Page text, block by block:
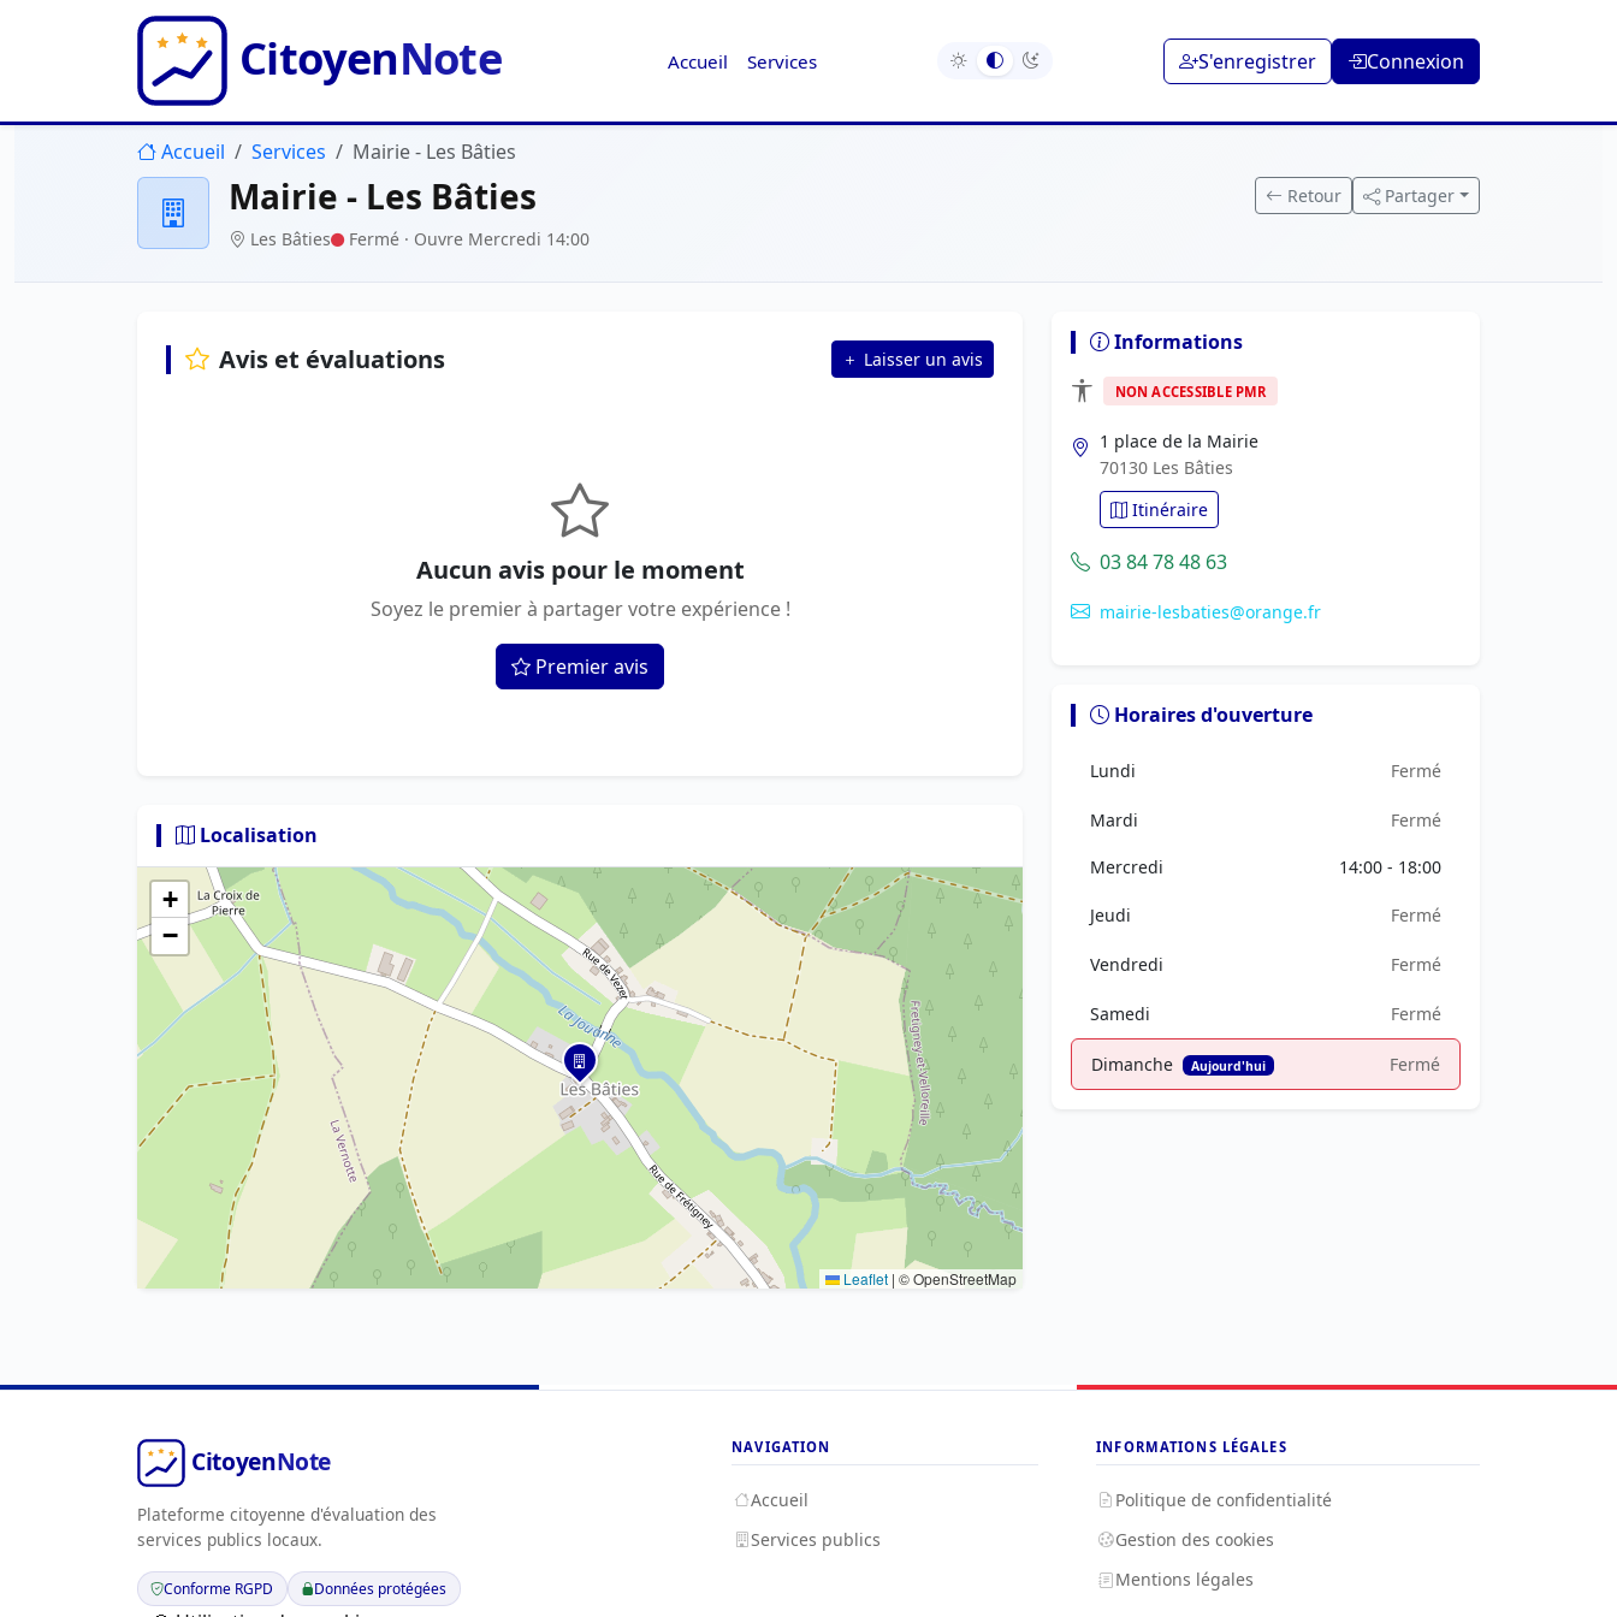
Accueil Services S'enregistrer Connexion
Accueil Services Mairie - Les Bâties
Mairie - Les Bâties
Les Bâties Fermé · Ouvre Mercredi 14:00
Retour Partager
Avis et évaluations Laisser un avis
Aucun avis pour le moment
Soyez le premier à partager votre expérience !
Premier avis
Localisation
+
−
Leaflet | © OpenStreetMap
Informations
NON ACCESSIBLE PMR
1 place de la Mairie
70130 Les Bâties
Itinéraire
03 84 78 48 63
mairie-lesbaties@orange.fr
Horaires d'ouverture
Lundi Fermé
Mardi Fermé
Mercredi 14:00 - 18:00
Jeudi Fermé
Vendredi Fermé
Samedi Fermé
Dimanche Aujourd'hui Fermé
Plateforme citoyenne d'évaluation des
services publics locaux.
Conforme RGPD Données protégées
NAVIGATION
Accueil
Services publics
INFORMATIONS LÉGALES
Politique de confidentialité
Gestion des cookies
Mentions légales